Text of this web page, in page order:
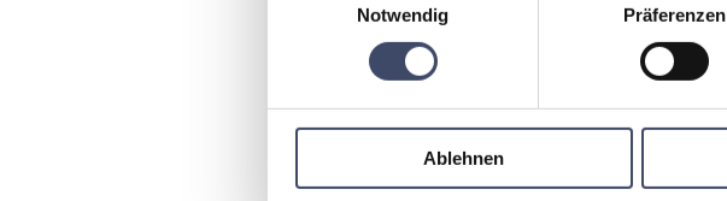
Notwendig
Präferenzen
Ablehnen